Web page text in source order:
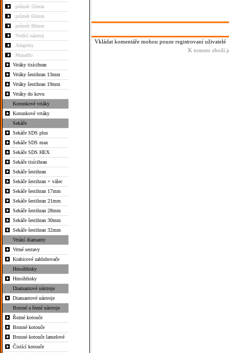
průměr 55mm
průměr 65mm
průměr 80mm
Vodící nástroj
Adaptéry
Mazadlo
Vrtáky tisícihran
Vrtáky šestihran 13mm
Vrtáky šestihran 19mm
Vrtáky do kovu
Korunkové vrtáky
Korunkové vrtáky
Sekáče
Sekáče SDS plus
Sekáče SDS max
Sekáče SDS HEX
Sekáče tisícihran
Sekáče šestihran
Sekáče šestihran + válec
Sekáče šestihran 17mm
Sekáče šestihran 21mm
Sekáče šestihran 28mm
Sekáče šestihran 30mm
Sekáče šestihran 32mm
Vrtání diamanty
Vrtné sestavy
Krabicové zahlubovače
Hmoždinky
Hmoždinky
Diamantové nástroje
Diamantové nástroje
Brusné a řezné nástroje
Řezné kotouče
Brusné kotouče
Brusné kotouče lamelové
Čistící kotouče
Vkládat komentáře mohou pouze registrovaní uživatelé
K tomuto zboží